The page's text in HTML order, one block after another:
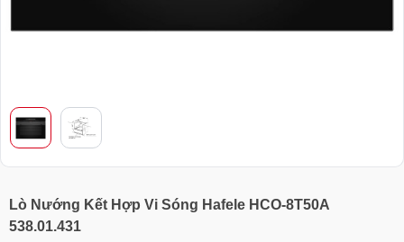
Lò Nướng Kết Hợp Vi Sóng Hafele HCO-8T50A
538.01.431